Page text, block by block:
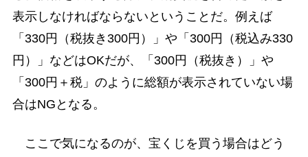
表示しなければならないということだ。例えば
「330円（税抜き300円）」や「300円（税込み330
円）」などはOKだが、「300円（税抜き）」や
「300円＋税」のように総額が表示されていない場
合はNGとなる。
ここで気になるのが、宝くじを買う場合はどう